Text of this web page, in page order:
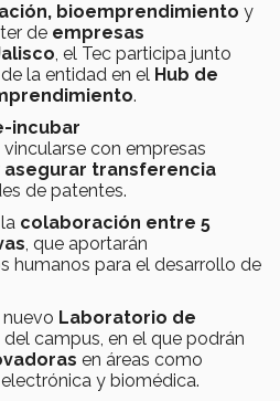
bioemprendimiento y
de empresas
, el Tec participa junto
la entidad en el Hub de
.
incubar
vincularse con empresas
asegurar transferencia
de patentes.
colaboración entre 5
, que aportarán
humanos para el desarrollo de
Laboratorio de
del campus, en el que podrán
en áreas como
y biomédica.